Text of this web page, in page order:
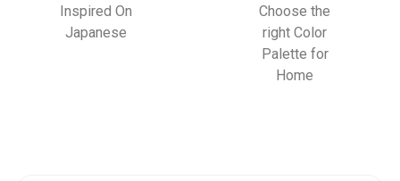
Inspired On
Japanese
Choose the
right Color
Palette for
Home